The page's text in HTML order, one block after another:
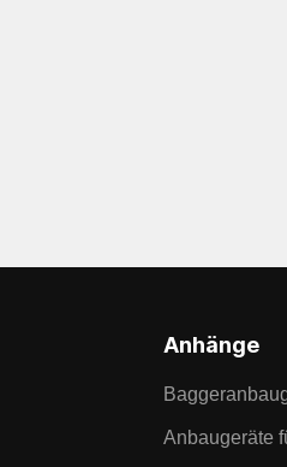
Anhänge
Anbaugeräte